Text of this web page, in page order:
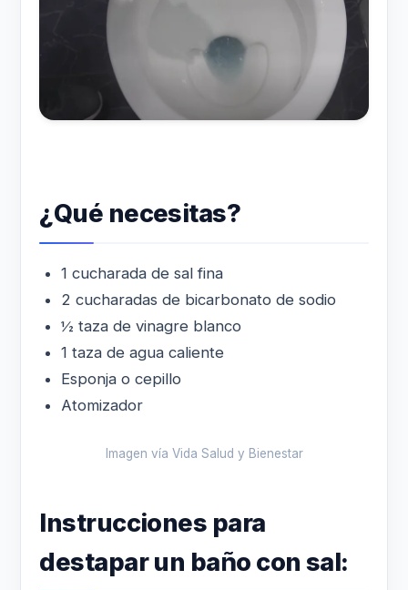
¿Qué necesitas?
1 cucharada de sal fina
2 cucharadas de bicarbonato de sodio
½ taza de vinagre blanco
1 taza de agua caliente
Esponja o cepillo
Atomizador
Imagen vía Vida Salud y Bienestar
Instrucciones para
destapar un baño con sal: